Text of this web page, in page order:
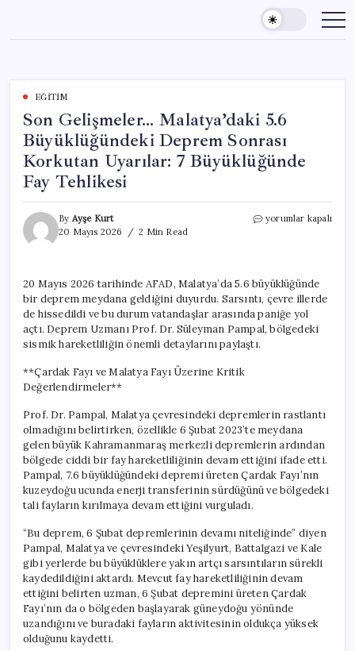
content
EĞITIM
Son Gelişmeler… Malatya’daki 5.6
Büyüklüğündeki Deprem Sonrası
Korkutan Uyarılar: 7 Büyüklüğünde
Fay Tehlikesi
By Ayşe Kurt
20 Mayıs 2026
2 Min Read
Son
Deprem
Sonrası
Korkutan
Uyarılar:
yorumlar kapalı
20 Mayıs 2026 tarihinde AFAD, Malatya’da 5.6 büyüklüğünde
bir deprem meydana geldiğini duyurdu. Sarsıntı, çevre illerde
de hissedildi ve bu durum vatandaşlar arasında paniğe yol
açtı. Deprem Uzmanı Prof. Dr. Süleyman Pampal, bölgedeki
sismik hareketliliğin önemli detaylarını paylaştı.
**Çardak Fayı ve Malatya Fayı Üzerine Kritik
Değerlendirmeler**
Prof. Dr. Pampal, Malatya çevresindeki depremlerin rastlantı
olmadığını belirtirken, özellikle 6 Şubat 2023’te meydana
gelen büyük Kahramanmaraş merkezli depremlerin ardından
bölgede ciddi bir fay hareketliliğinin devam ettiğini ifade etti.
Pampal, 7.6 büyüklüğündeki depremi üreten Çardak Fayı’nın
kuzeydoğu ucunda enerji transferinin sürdüğünü ve bölgedeki
tali fayların kırılmaya devam ettiğini vurguladı.
“Bu deprem, 6 Şubat depremlerinin devamı niteliğinde” diyen
Pampal, Malatya ve çevresindeki Yeşilyurt, Battalgazi ve Kale
gibi yerlerde bu büyüklüklere yakın artçı sarsıntıların sürekli
kaydedildiğini aktardı. Mevcut fay hareketliliğinin devam
ettiğini belirten uzman, 6 Şubat depremini üreten Çardak
Fayı’nın da o bölgeden başlayarak güneydoğu yönünde
uzandığını ve buradaki fayların aktivitesinin oldukça yüksek
olduğunu kaydetti.